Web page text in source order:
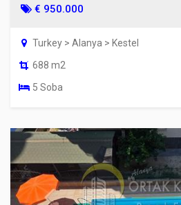
€ 950.000
Turkey > Alanya > Kestel
688 m2
5 Soba